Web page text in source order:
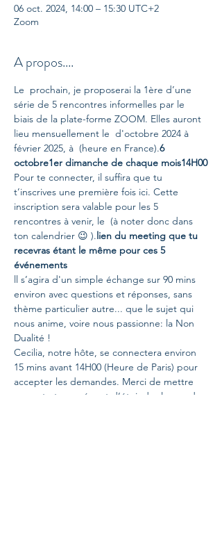
06 oct. 2024, 14:00 – 15:30 UTC+2
Zoom
A propos....
Le prochain, je proposerai la 1ère d’une
série de 5 rencontres informelles par le
biais de la plate-forme ZOOM. Elles auront
lieu mensuellement le d'octobre 2024 à
février 2025, à (heure en France).6
octobre1er dimanche de chaque mois14H00
Pour te connecter, il suffira que tu
t’inscrives une première fois ici. Cette
inscription sera valable pour les 5
rencontres à venir, le (à noter donc dans
ton calendrier 😉 ).lien du meeting que tu
recevras étant le même pour ces 5
événements
ll s’agira d'un simple échange sur 90 mins
environ avec questions et réponses, sans
thème particulier autre... que le sujet qui
nous anime, voire nous passionne: la Non
Dualité !
Cecilia, notre hôte, se connectera environ
15 mins avant 14H00 (Heure de Paris) pour
accepter les demandes. Merci de mettre
en route ta caméra et d’éteindre le son de